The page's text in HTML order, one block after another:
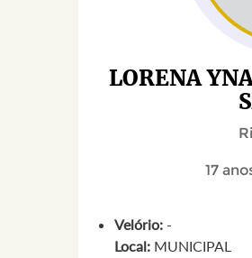
LORENA
17
Velório: -
Local: MUNICIPAL